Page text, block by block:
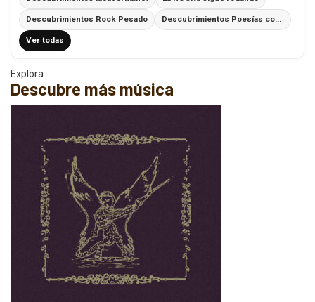
Descubrimientos Rock Pesado Descubrimientos Poesías con Ritmo
Ver todas
Explora
Descubre más música